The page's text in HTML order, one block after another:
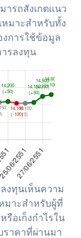
ารถสังเกตแนว
หมาะสำหรับทั้ง
การใช้ข้อมูล
รลงทุน
งทุนเห็นความ
มาะสำหรับผู้ที่
รือเก็งกำไรใน
ราคาที่ผ่านมา